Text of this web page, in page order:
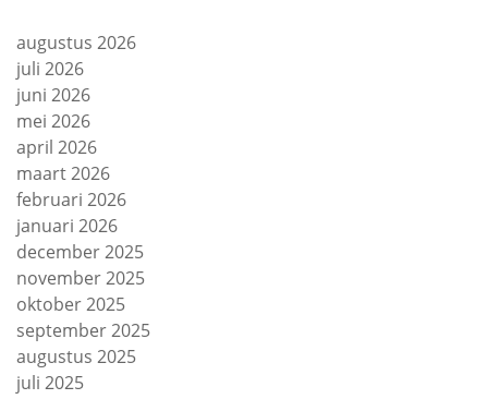
augustus 2026
juli 2026
juni 2026
mei 2026
april 2026
maart 2026
februari 2026
januari 2026
december 2025
november 2025
oktober 2025
september 2025
augustus 2025
juli 2025